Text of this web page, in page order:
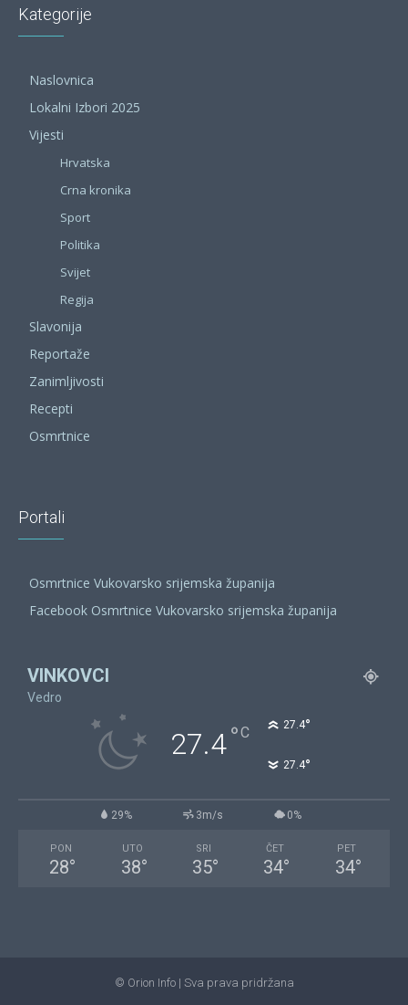
Kategorije
Naslovnica
Lokalni Izbori 2025
Vijesti
Hrvatska
Crna kronika
Sport
Politika
Svijet
Regija
Slavonija
Reportaže
Zanimljivosti
Recepti
Osmrtnice
Portali
Osmrtnice Vukovarsko srijemska županija
Facebook Osmrtnice Vukovarsko srijemska županija
VINKOVCI
Vedro
27.4°C 27.4°
27.4°
29% 3m/s 0%
PON
28°
UTO
38°
SRI
35°
ČET
34°
PET
34°
© Orion Info | Sva prava pridržana